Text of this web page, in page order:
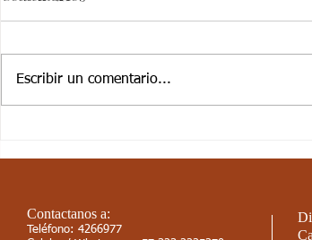
Escribir un comentario...
Contactanos a:
Teléfono: 4266977